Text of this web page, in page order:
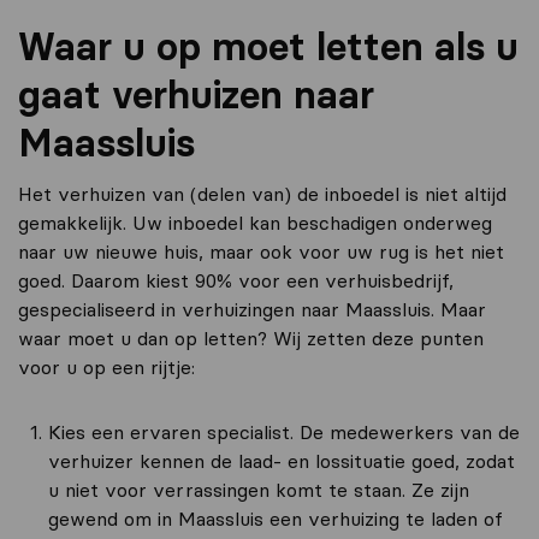
Waar u op moet letten als u
gaat verhuizen naar
Maassluis
Het verhuizen van (delen van) de inboedel is niet altijd
gemakkelijk. Uw inboedel kan beschadigen onderweg
naar uw nieuwe huis, maar ook voor uw rug is het niet
goed. Daarom kiest 90% voor een verhuisbedrijf,
gespecialiseerd in verhuizingen naar Maassluis. Maar
waar moet u dan op letten? Wij zetten deze punten
voor u op een rijtje:
Kies een ervaren specialist. De medewerkers van de
verhuizer kennen de laad- en lossituatie goed, zodat
u niet voor verrassingen komt te staan. Ze zijn
gewend om in Maassluis een verhuizing te laden of